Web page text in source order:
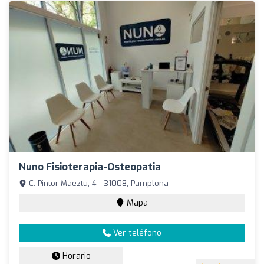
Nuno Fisioterapia-Osteopatia
C. Pintor Maeztu, 4 - 31008, Pamplona
Mapa
Ver teléfono
Horario